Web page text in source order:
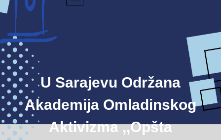
U Sarajevu Održana
Akademija Omladinskog
Aktivizma ,,Opšta